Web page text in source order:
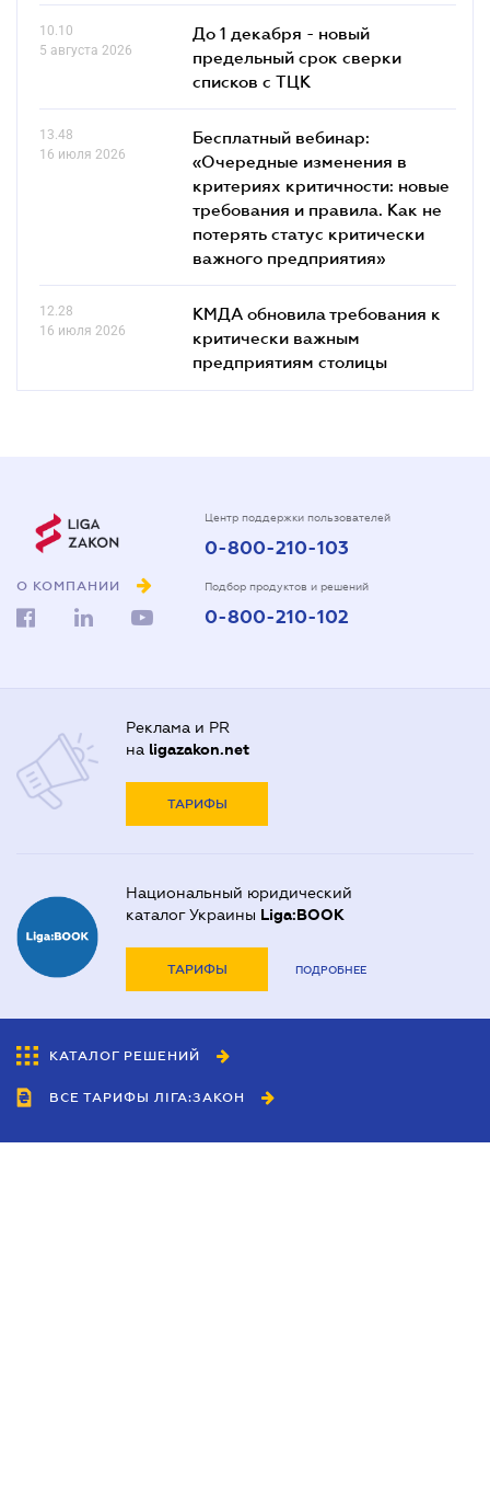
10.10
5 августа 2026
До 1 декабря - новый
предельный срок сверки
списков c ТЦК
13.48
16 июля 2026
Бесплатный вебинар:
«Очередные изменения в
критериях критичности: новые
требования и правила. Как не
потерять статус критически
важного предприятия»
12.28
16 июля 2026
КМДА обновила требования к
критически важным
предприятиям столицы
О КОМПАНИИ
Центр поддержки пользователей
0-800-210-103
Подбор продуктов и решений
0-800-210-102
Реклама и PR
на ligazakon.net
ТАРИФЫ
Национальный юридический
каталог Украины Liga:BOOK
ТАРИФЫ ПОДРОБНЕЕ
КАТАЛОГ РЕШЕНИЙ
ВСЕ ТАРИФЫ ЛІГА:ЗАКОН